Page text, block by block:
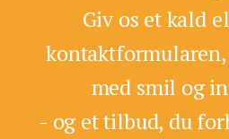
Giv os et kald
med smil og
- og et tilbud, du